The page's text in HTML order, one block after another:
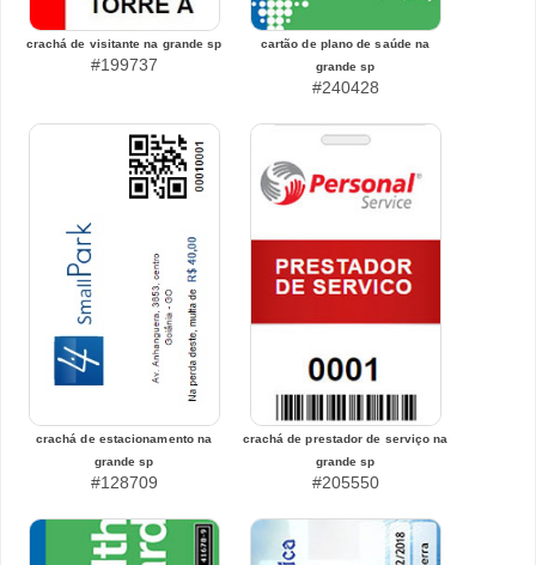
crachá de visitante na grande sp
#199737
cartão de plano de saúde na
grande sp
#240428
crachá de estacionamento na
grande sp
#128709
crachá de prestador de serviço na
grande sp
#205550